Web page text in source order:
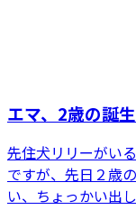
エマ、2歳の誕
先住犬リリーがい
ですが、先日２歳
い、ちょっかい出